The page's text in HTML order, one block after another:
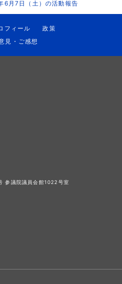
6月7日（土）の活動報告
フィール
政策
見・ご感想
参議院議員会館1022号室